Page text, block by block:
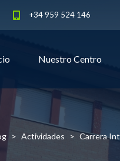
+34 959 524 146
Nuestro Centro
> Actividades > Carrera